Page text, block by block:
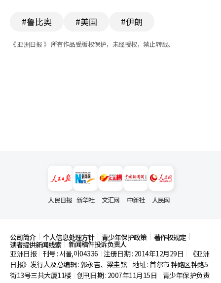
#鲁比奥 #美国 #伊朗
《 亚洲日报 》 所有作品受版权保护，未经授权，禁止转载。
人民日报 新华社 文汇网 中新社 人民网
公司简介 个人信息处理方针 青少年保护政策 著作权规定
读者提供新闻线索
新闻稿件投诉负责人
亚洲日报
刊号 : 서울,아04336 注册日期 : 2014年12月29日
《亚洲
日报》发行人及总编辑 : 郭永吉、梁圭铉 地址 : 首尔市钟路区钟路5
街13号三共大厦11楼 创刊日期 : 2007年11月15日
青少年保护负责